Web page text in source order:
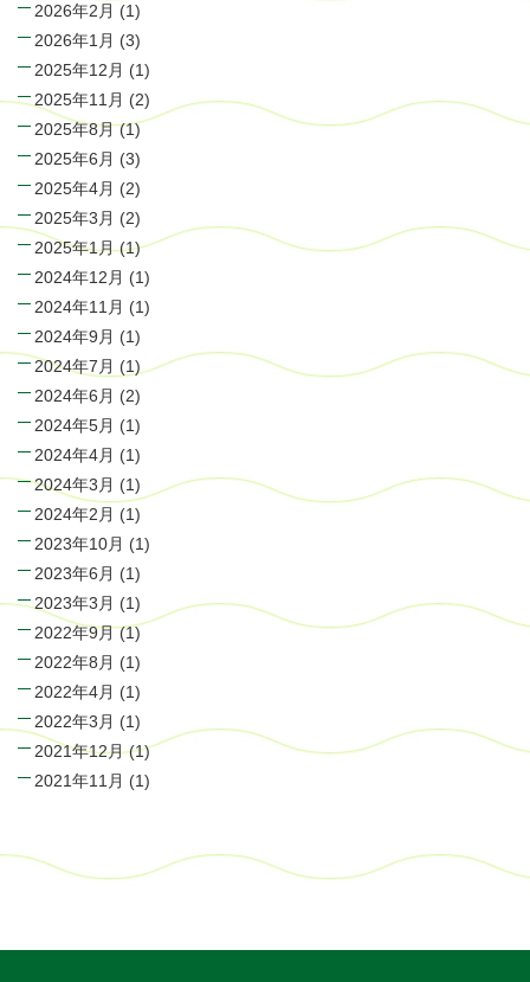
2026年2月 (1)
2026年1月 (3)
2025年12月 (1)
2025年11月 (2)
2025年8月(1)
2025年6月 (3)
2025年4月 (2)
2025年3月 (2)
2025年1月(1)
2024年12月 (1)
2024年11月 (1)
2024年9月 (1)
2024年7月 (1)
2024年6月 (2)
2024年5月 (1)
2024年4月 (1)
2024年3月 (1)
2024年2月 (1)
2023年10月 (1)
2023年6月 (1)
2023年3月 (1)
2022年9月(1)
2022年8月 (1)
2022年4月 (1)
2022年3月 (1)
2021年12月(1)
2021年11月 (1)